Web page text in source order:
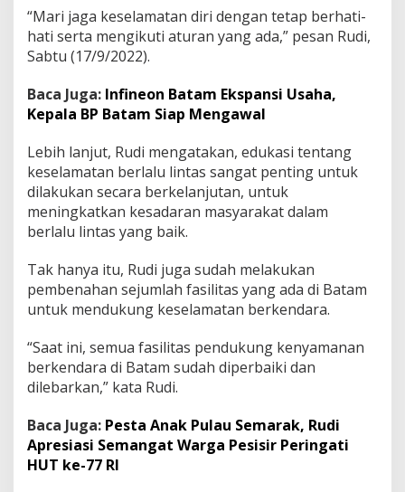
i
K
B
a
a
m
A
j
a
k
r
g
a
a
d
i
l
o
p
“Mari jaga keselamatan diri dengan tetap berhati-
hati serta mengikuti aturan yang ada,” pesan Rudi,
Sabtu (17/9/2022).
Baca Juga: Infineon Batam Ekspansi Usaha,
Kepala BP Batam Siap Mengawal
Lebih lanjut, Rudi mengatakan, edukasi tentang
keselamatan berlalu lintas sangat penting untuk
dilakukan secara berkelanjutan, untuk
meningkatkan kesadaran masyarakat dalam
berlalu lintas yang baik.
Tak hanya itu, Rudi juga sudah melakukan
pembenahan sejumlah fasilitas yang ada di Batam
untuk mendukung keselamatan berkendara.
“Saat ini, semua fasilitas pendukung kenyamanan
berkendara di Batam sudah diperbaiki dan
dilebarkan,” kata Rudi.
Baca Juga: Pesta Anak Pulau Semarak, Rudi
Apresiasi Semangat Warga Pesisir Peringati
HUT ke-77 RI